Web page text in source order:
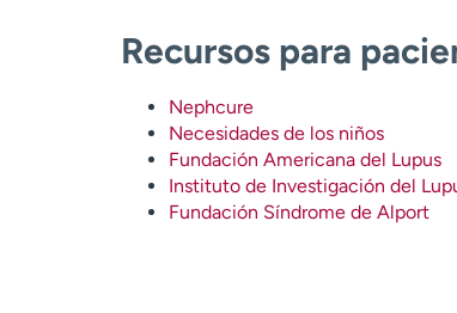
Recursos para
Nephcure
Necesidades de los niños
Fundación Americana del Lupus
Instituto de Investigación del
Fundación Síndrome de Alport